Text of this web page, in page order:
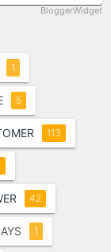
BloggerWidget
1
5
113
42
1